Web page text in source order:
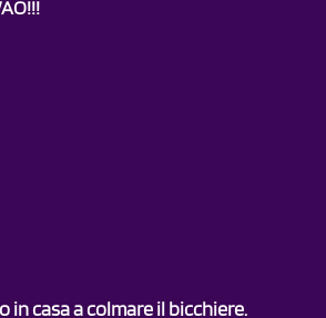
casa a colmare il bicchiere.